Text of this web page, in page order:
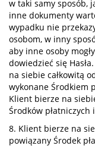
w taki samy sposób,
inne dokumenty
wypadku nie
osobom, w inny
aby inne osoby
dowiedzieć się
na siebie całkowitą
wykonane Środkiem
Klient bierze na
Środków płatniczych
8. Klient bierze na
powiązany Środek